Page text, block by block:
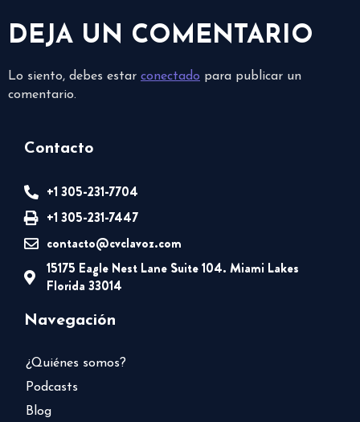
DEJA UN COMENTARIO
Lo siento, debes estar conectado para publicar un
comentario.
Contacto
+1 305-231-7704
+1 305-231-7447
contacto@cvclavoz.com
15175 Eagle Nest Lane Suite 104. Miami Lakes
Florida 33014
Navegación
¿Quiénes somos?
Podcasts
Blog